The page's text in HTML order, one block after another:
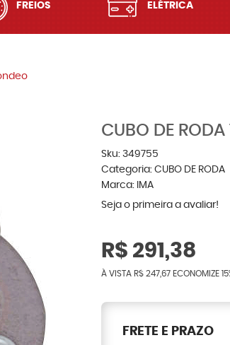
FREIOS ELÉTRICA
CUBO DE RODA
Sku: 349755
Categoria: CUBO DE RODA
Marca: IMA
Seja o primeira a avaliar!
R$ 291,38
À VISTA R$ 247,67 ECONOMIZE
FRETE E PRAZO